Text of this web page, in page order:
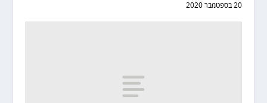
20 בספטמבר 2020